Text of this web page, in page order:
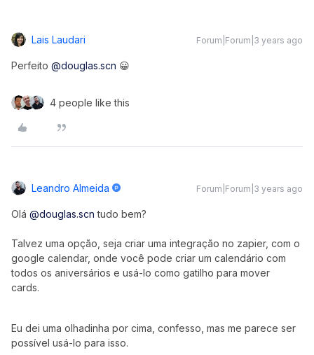
Lais Laudari Forum|Forum|3 years ago
Perfeito @douglas.scn 😀
4 people like this
Leandro Almeida Forum|Forum|3 years ago
Olá @douglas.scn tudo bem?
Talvez uma opção, seja criar uma integração no zapier, com o
google calendar, onde você pode criar um calendário com
todos os aniversários e usá-lo como gatilho para mover
cards.
Eu dei uma olhadinha por cima, confesso, mas me parece ser
possível usá-lo para isso.